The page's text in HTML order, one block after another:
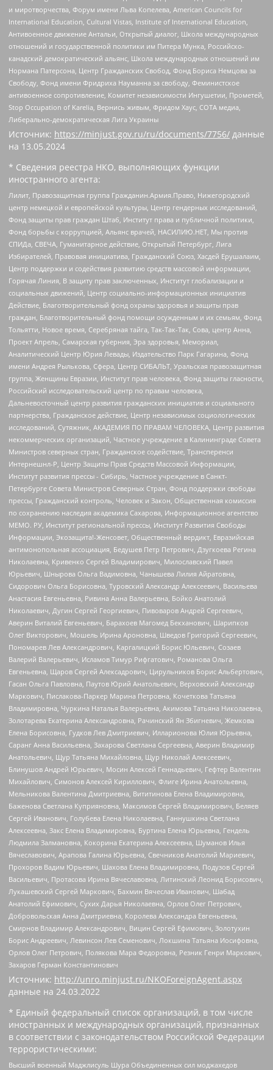
и миротворчества, Форум имени Льва Копелева, American Councils for
International Education, Cultural Vistas, Institute of International Education,
Антивоенное движение Антальи, Открытый диалог, Школа международных
отношений и государственной политики им Питера Мунка, Российско-
канадский демократический альянс, Школа международных отношений им
Нормана Патерсона, Центр Гражданских Свобод, Фонд Бориса Немцова за
Свободу, Фонд имени Фридриха Науманна за свободу, Феминистское
антивоенное сопротивление, Комитет независимости Ингушетии, Прометей,
Stop Occupation of Karelia, Вернись живым, Фридом Хаус, СОТА медиа,
Либерально-демократическая Лига Украины
Источник: https://minjust.gov.ru/ru/documents/7756/ данные
на 13.05.2024
* Сведения реестра НКО, выполняющих функции
иностранного агента:
Лилит, Правозащитная группа Гражданин.Армия.Право, Нижегородский
центр немецкой и европейской культуры, Центр гендерных исследований,
Фонд защиты прав граждан Штаб, Институт права и публичной политики,
Фонд борьбы с коррупцией, Альянс врачей, НАСИЛИЮ.НЕТ, Мы против
СПИДа, СВЕЧА, Гуманитарное действие, Открытый Петербург, Лига
Избирателей, Правовая инициатива, Гражданский Союз, Хасдей Ерушалаим,
Центр поддержки и содействия развитию средств массовой информации,
Горячая Линия, В защиту прав заключенных, Институт глобализации и
социальных движений, Центр социально-информационных инициатив
Действие, Благотворительный фонд охраны здоровья и защиты прав
граждан, Благотворительный фонд помощи осужденным и их семьям, Фонд
Тольятти, Новое время, Серебряная тайга, Так-Так-Так, Сова, центр Анна,
Проект Апрель, Самарская губерния, Эра здоровья, Мемориал,
Аналитический Центр Юрия Левады, Издательство Парк Гагарина, Фонд
имени Андрея Рылькова, Сфера, Центр СИБАЛЬТ, Уральская правозащитная
группа, Женщины Евразии, Институт прав человека, Фонд защиты гласности,
Российский исследовательский центр по правам человека,
Дальневосточный центр развития гражданских инициатив и социального
партнерства, Гражданское действие, Центр независимых социологических
исследований, Сутяжник, АКАДЕМИЯ ПО ПРАВАМ ЧЕЛОВЕКА, Центр развития
некоммерческих организаций, Частное учреждение в Калининграде Совета
Министров северных стран, Гражданское содействие, Трансперенси
Интернешнл-Р, Центр Защиты Прав Средств Массовой Информации,
Институт развития прессы - Сибирь, Частное учреждение в Санкт-
Петербурге Совета Министров Северных Стран, Фонд поддержки свободы
прессы, Гражданский контроль, Человек и Закон, Общественная комиссия
по сохранению наследия академика Сахарова, Информационное агентство
МЕМО. РУ, Институт региональной прессы, Институт Развития Свободы
Информации, Экозащита!-Женсовет, Общественный вердикт, Евразийская
антимонопольная ассоциация, Бедушев Петр Петрович, Дзугкоева Регина
Николаевна, Кривенко Сергей Владимирович, Милославский Павел
Юрьевич, Шнырова Ольга Вадимовна, Чанышева Лилия Айратовна,
Сидорович Ольга Борисовна, Туровский Александр Алексеевич, Васильева
Анастасия Евгеньевна, Ривина Анна Валерьевна, Бойко Анатолий
Николаевич, Дугин Сергей Георгиевич, Пивоваров Андрей Сергеевич,
Аверин Виталий Евгеньевич, Барахоев Магомед Бекханович, Шарипков
Олег Викторович, Мошель Ирина Ароновна, Шведов Григорий Сергеевич,
Пономарев Лев Александрович, Каргалицкий Борис Юльевич, Созаев
Валерий Валерьевич, Исламов Тимур Рифгатович, Романова Ольга
Евгеньевна, Щаров Сергей Алексадрович, Цирульников Борис Альбертович,
Гасан Ольга Павловна, Паутов Юрий Анатольевич, Верховский Александр
Маркович, Пислакова-Паркер Марина Петровна, Кочеткова Татьяна
Владимировна, Чуркина Наталья Валерьевна, Акимова Татьяна Николаевна,
Золотарева Екатерина Александровна, Рачинский Ян Збигневич, Жемкова
Елена Борисовна, Гудков Лев Дмитриевич, Илларионова Юлия Юрьевна,
Саранг Анна Васильевна, Захарова Светлана Сергеевна, Аверин Владимир
Анатольевич, Щур Татьяна Михайловна, Щур Николай Алексеевич,
Блинушов Андрей Юрьевич, Мосин Алексей Геннадьевич, Гефтер Валентин
Михайлович, Симонов Алексей Кириллович, Флиге Ирина Анатольевна,
Мельникова Валентина Дмитриевна, Вититинова Елена Владимировна,
Баженова Светлана Куприяновна, Максимов Сергей Владимирович, Беляев
Сергей Иванович, Голубева Елена Николаевна, Ганнушкина Светлана
Алексеевна, Закс Елена Владимировна, Буртина Елена Юрьевна, Гендель
Людмила Залмановна, Кокорина Екатерина Алексеевна, Шуманов Илья
Вячеславович, Арапова Галина Юрьевна, Свечников Анатолий Мариевич,
Прохоров Вадим Юрьевич, Шахова Елена Владимировна, Подузов Сергей
Васильевич, Протасова Ирина Вячеславовна, Литинский Леонид Борисович,
Лукашевский Сергей Маркович, Бахмин Вячеслав Иванович, Шабад
Анатолий Ефимович, Сухих Дарья Николаевна, Орлов Олег Петрович,
Добровольская Анна Дмитриевна, Королева Александра Евгеньевна,
Смирнов Владимир Александрович, Вицин Сергей Ефимович, Золотухин
Борис Андреевич, Левинсон Лев Семенович, Локшина Татьяна Иосифовна,
Орлов Олег Петрович, Полякова Мара Федоровна, Резник Генри Маркович,
Захаров Герман Константинович
Источник: http://unro.minjust.ru/NKOForeignAgent.aspx
данные на 24.03.2022
* Единый федеральный список организаций, в том числе
иностранных и международных организаций, признанных
в соответствии с законодательством Российской Федерации
террористическими:
Высший военный Маджлисуль Шура Объединенных сил моджахедов